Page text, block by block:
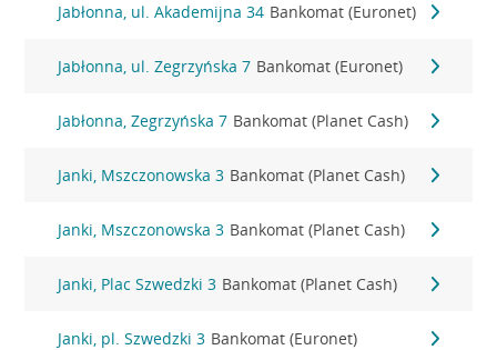
Jabłonna, ul. Akademijna 34 Bankomat (Euronet)
Jabłonna, ul. Zegrzyńska 7 Bankomat (Euronet)
Jabłonna, Zegrzyńska 7 Bankomat (Planet Cash)
Janki, Mszczonowska 3 Bankomat (Planet Cash)
Janki, Mszczonowska 3 Bankomat (Planet Cash)
Janki, Plac Szwedzki 3 Bankomat (Planet Cash)
Janki, pl. Szwedzki 3 Bankomat (Euronet)